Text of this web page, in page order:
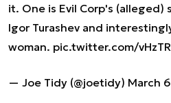
it. One is Evil Corp's (alleged)
Igor Turashev and
woman. pic.twitter.com/
— Joe Tidy (@joetidy) March